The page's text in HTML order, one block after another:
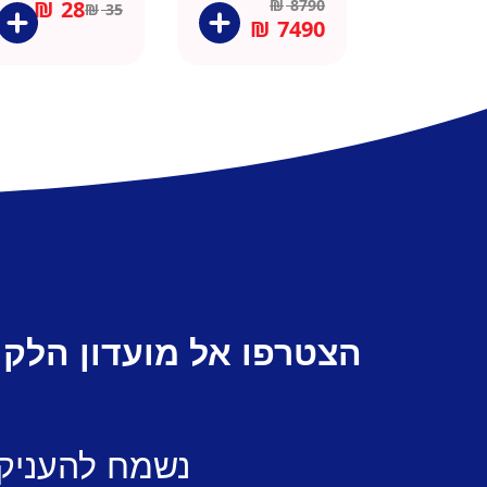
₪8790
₪ 7490
₪35
₪ 28
הצטרפו אל מועדון
נשמח